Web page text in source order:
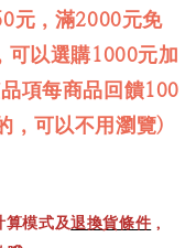
元，滿2000元免
可以選購1000元加
項每商品回饋100
，可以不用瀏覽)
算模式及退換貨條件 ，